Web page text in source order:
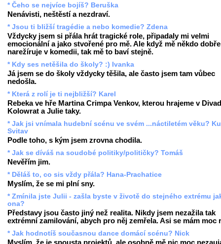
* Čeho se nejvíce bojíš? Beruška
Nenávisti, neštěstí a nezdraví.
* Jsou ti bližší tragédie a nebo komedie? Zdena
Vždycky jsem si přála hrát tragické role, připadaly mi velmi
emocionální a jako stvořené pro mě. Ale když mě někdo dobře
narežíruje v komedii, tak mě to baví stejně.
* Kdy ses netěšila do školy? :) Ivanka
Já jsem se do školy vždycky těšila, ale často jsem tam vůbec
nedošla.
* Která z rolí je ti nejbližší? Karel
Rebeka ve hře Martina Crimpa Venkov, kterou hrajeme v
Kolowrat a Julie taky.
* Jak jsi vnímala hudební scénu ve svém ...náctiletém věku?
Svitav
Podle toho, s kým jsem zrovna chodila.
* Jak se díváš na soudobé politiky/političky? Tomáš
Nevěřím jim.
* Děláš to, co sis vždy přála? Hana-Prachatice
Myslím, že se mi plní sny.
* Zmínila jste Julii - zašla byste v životě do stejného extrému
ona?
Představy jsou často jiný než realita. Nikdy jsem nezažila tak
extrémní zamilování, abych pro něj zemřela. Asi se mám moc
* Jak hodnotíš současnou dance domácí scénu? Nick